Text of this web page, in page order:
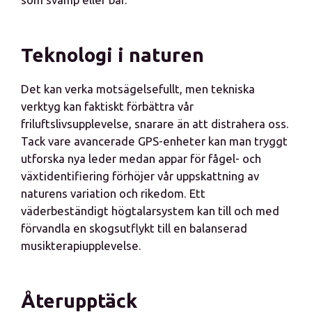
Teknologi i naturen
Det kan verka motsägelsefullt, men tekniska
verktyg kan faktiskt förbättra vår
friluftslivsupplevelse, snarare än att distrahera oss.
Tack vare avancerade GPS-enheter kan man tryggt
utforska nya leder medan appar för fågel- och
växtidentifiering förhöjer vår uppskattning av
naturens variation och rikedom. Ett
väderbeständigt högtalarsystem kan till och med
förvandla en skogsutflykt till en balanserad
musikterapiupplevelse.
Återupptäck